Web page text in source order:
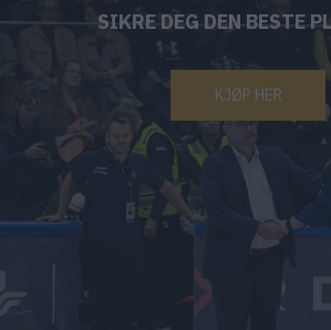
SIKRE DEG DEN BESTE
KJØP HER